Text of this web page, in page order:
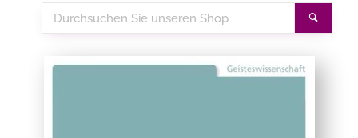
Durchsuchen
Sie
Shop